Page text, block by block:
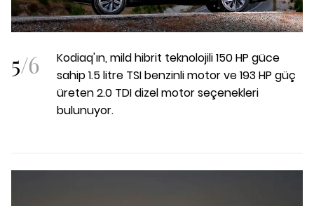
5/6
Kodiaq'ın, mild hibrit teknolojili 150 HP güce
sahip 1.5 litre TSI benzinli motor ve 193 HP güç
üreten 2.0 TDI dizel motor seçenekleri
bulunuyor.